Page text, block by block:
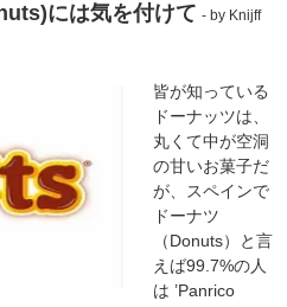
者 には気を付けて - by Knijff
皆が知っている
ドーナッツは、
丸くて中が空洞
の甘いお菓子だ
が、スペインで
ドーナツ
（Donuts）と言
えば99.7%の人
は ’Panrico